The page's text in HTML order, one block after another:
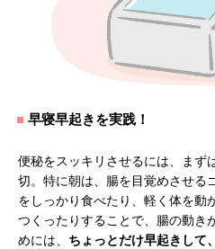
早寝早起きを実践！
便秘をスッキリさせるには、まず
切。特に朝は、腸を目覚めさせ
をしっかり食べたり、軽く体を動
つくったりすることで、腸の動き
めには、 ちょっとだけ早起きして